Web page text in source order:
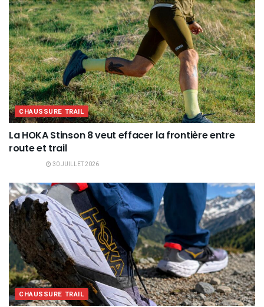
CHAUSSURE TRAIL
La HOKA Stinson 8 veut effacer la frontière entre
route et trail
30 JUILLET 2026
CHAUSSURE TRAIL